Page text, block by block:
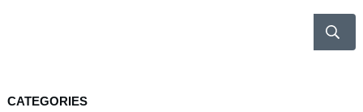
CATEGORIES